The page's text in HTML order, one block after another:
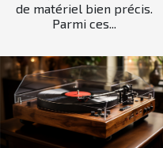
de matériel bien précis.
Parmi ces...